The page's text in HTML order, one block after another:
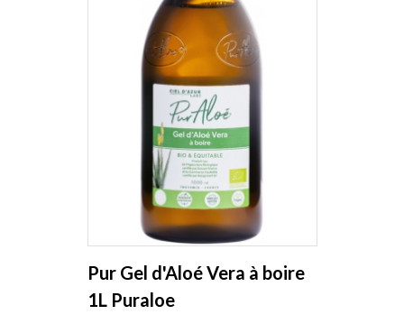
Pur Gel d'Aloé Vera à boire
1L Puraloe